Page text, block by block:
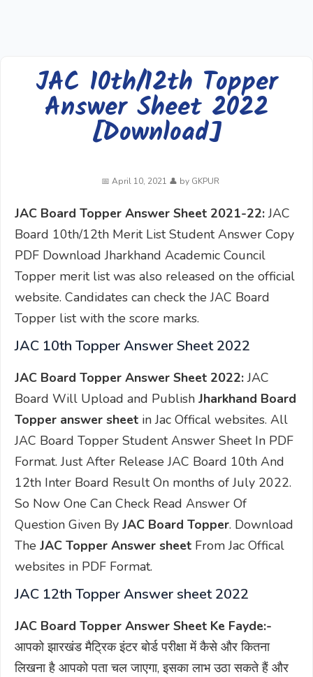
JAC 10th/12th Topper
Answer Sheet 2022
[Download]
April 10, 2021 by GKPUR
JAC Board Topper Answer Sheet 2021-22:JAC
Board 10th/12th Merit List Student Answer Copy
PDF Download Jharkhand Academic Council
Topper merit list was also released on the official
website. Candidates can check the JAC Board
Topper list with the score marks.
JAC 10th Topper Answer Sheet 2022
JAC Board Topper Answer Sheet 2022:JAC
Board Will Upload and Publish Jharkhand Board
Topper answer sheet in Jac Offical websites. All
JAC Board Topper Student Answer Sheet In PDF
Format. Just After Release JAC Board 10th And
12th Inter Board Result On months of July 2022.
So Now One Can Check Read Answer Of
Question Given By JAC Board Topper. Download
The JAC Topper Answer sheet From Jac Offical
websites in PDF Format.
JAC 12th Topper Answer sheet 2022
JAC Board Topper Answer Sheet Ke Fayde:-
आपको झारखंड मैट्रिक इंटर बोर्ड परीक्षा में कैसे और कितना
लिखना है आपको पता चल जाएगा, इसका लाभ उठा सकते हैं और